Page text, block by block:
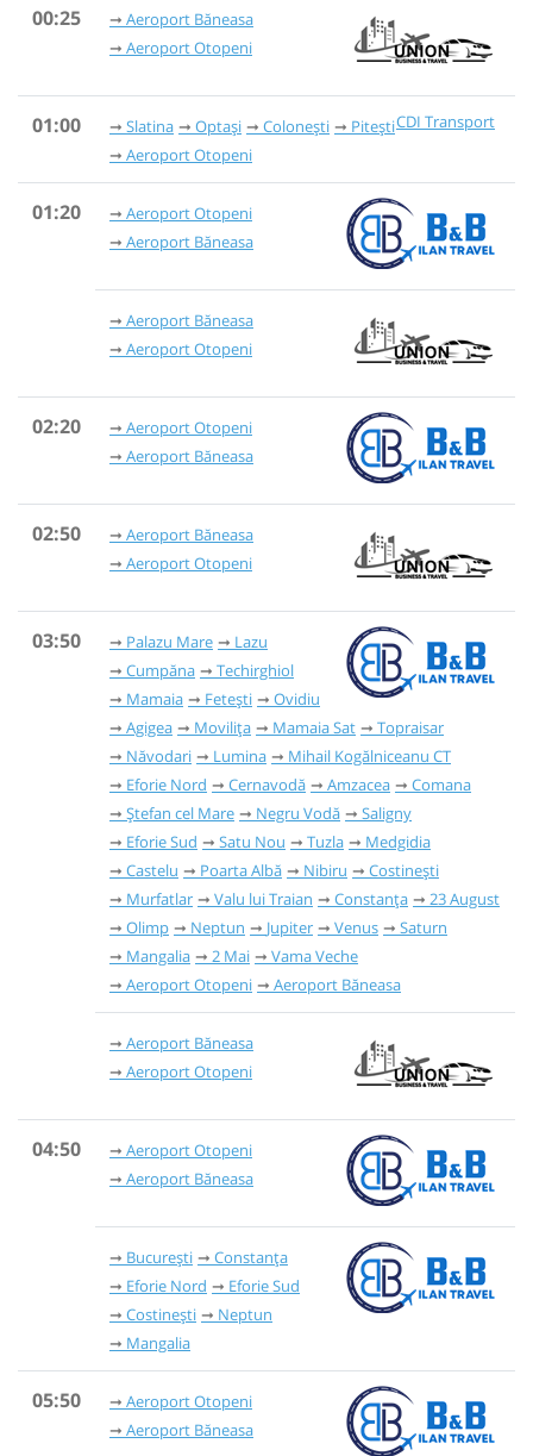
00:25
Aeroport Băneasa
Aeroport Otopeni
01:00 CDI Transport
Slatina Optași Colonești
Pitești
Aeroport Otopeni
01:20
Aeroport Otopeni
Aeroport Băneasa
Aeroport Băneasa
Aeroport Otopeni
02:20
Aeroport Otopeni
Aeroport Băneasa
02:50
Aeroport Băneasa
Aeroport Otopeni
03:50 Palazu Mare
Lazu
Cumpăna
Techirghiol
Mamaia
Fetești
Ovidiu
Agigea
Movilița Mamaia Sat
Topraisar
Năvodari
Lumina
Mihail Kogălniceanu CT
Eforie Nord
Cernavodă Amzacea
Comana
Ștefan cel Mare
Negru Vodă
Saligny
Eforie Sud
Satu Nou Tuzla
Medgidia
Castelu
Poarta Albă Nibiru
Costinești
Murfatlar
Valu lui Traian Constanța
23 August
Olimp
Neptun Jupiter Venus
Saturn
Mangalia
2 Mai
Vama Veche
Aeroport Otopeni
Aeroport Băneasa
Aeroport Băneasa
Aeroport Otopeni
04:50
Aeroport Otopeni
Aeroport Băneasa
București
Constanța
Eforie Nord
Eforie Sud
Costinești
Neptun
Mangalia
05:50
Aeroport Otopeni
Aeroport Băneasa